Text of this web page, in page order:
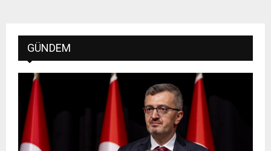
GÜNDEM